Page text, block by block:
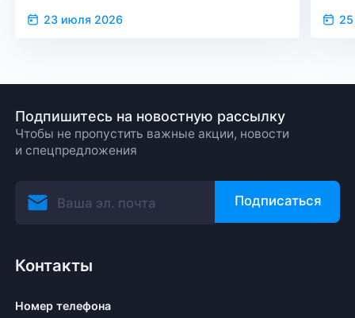
23 июля 2026
Подпишитесь на новостную рассылку
Чтобы не пропустить важные акции, новости
и спецпредложения
Подписаться
Контакты
Номер телефона